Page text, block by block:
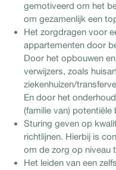
gemotiveerd om het
om gezamenlijk een
Het zorgdragen voor
appartementen door
Door het opbouwen
verwijzers, zoals
ziekenhuizen/
En door het
(familie van) potentiële
Sturing geven op
richtlijnen. Hierbij is
om de zorg op niveau
Het leiden van een